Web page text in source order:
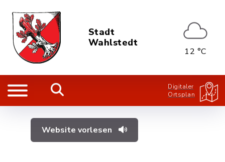
Stadt
Wahlstedt
12 °C
Digitaler
Ortsplan
Website vorlesen